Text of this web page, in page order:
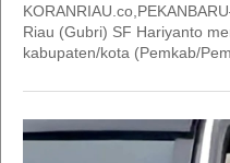
Riau (Gubri) SF Hariyanto
kabupaten/kota (Pemkab/